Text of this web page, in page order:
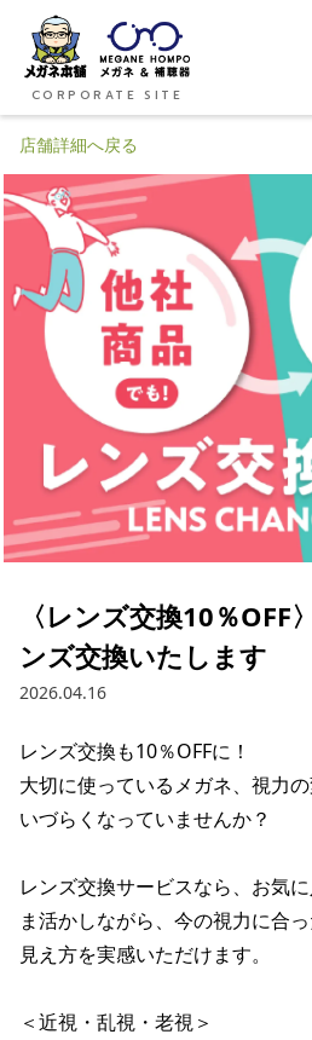
CORPORATE SITE
店舗詳細へ戻る
〈レンズ交換10％OFF
ンズ交換いたします
2026.04.16
レンズ交換も10％OFFに！
大切に使っているメガネ、視力
いづらくなっていませんか？
レンズ交換サービスなら、お気
ま活かしながら、今の視力に合
見え方を実感いただけます。
＜近視・乱視・老視＞